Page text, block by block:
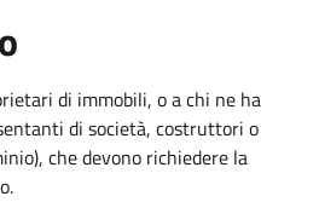
di immobili, o a chi ne ha
di società, costruttori o
che devono richiedere la